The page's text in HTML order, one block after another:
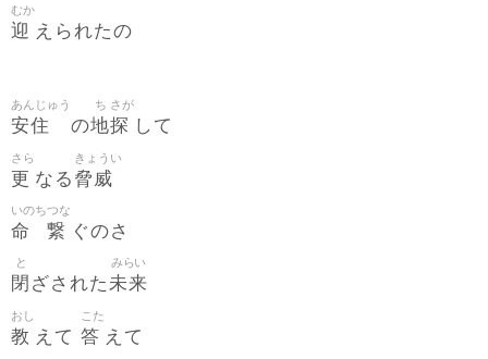
迎
むか
えられたの
安住
あんじゅう
の地
ち
探
さが
して
更
さら
なる 脅威
きょうい
命
いのち
繋
つな
ぐのさ
閉
と
ざされた未来
みらい
教
おし
えて 答
こた
えて